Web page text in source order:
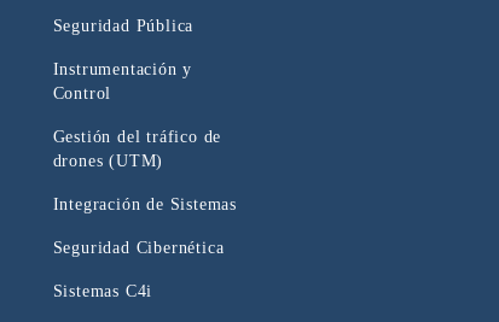
Seguridad Pública
Instrumentación y
Control
Gestión del tráfico de
drones (UTM)
Integración de Sistemas
Seguridad Cibernética
Sistemas C4i